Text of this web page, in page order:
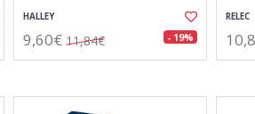
HALLEY
9,60€ 11,84€ - 19%
RELEC